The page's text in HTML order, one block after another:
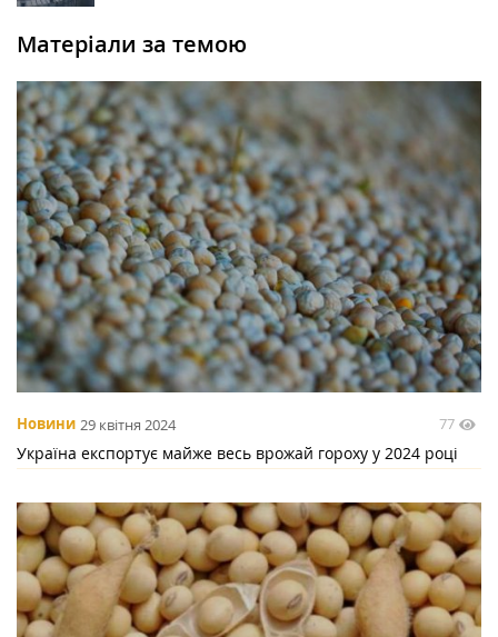
Матеріали за темою
Новини 29 квітня 2024 77
Україна експортує майже весь врожай гороху у 2024 році